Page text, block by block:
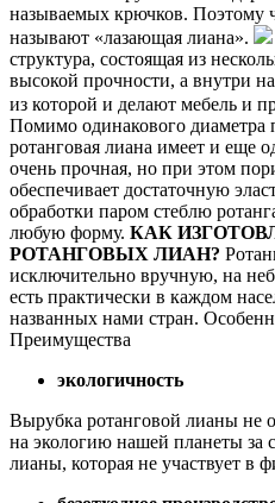
называемых крючков. Поэтому
называют «лазающая лиана».
структура, состоящая из
высокой прочности, а внутри
из которой и делают мебель и
Помимо одинакового диаметра
ротанговая лиана имеет и еще
очень прочная, но при этом
обеспечивает достаточную
обработки паром стеблю
любую форму. КАК
РОТАНГОВЫХ ЛИАН?
исключительно вручную, на
есть практически в каждом
названных нами стран.
Преимущества
экологичность
Вырубка ротанговой лианы не
на экологию нашей планеты за
лианы, которая не участвует в